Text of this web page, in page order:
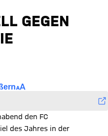
GEGEN
den FC
des Jahres in der